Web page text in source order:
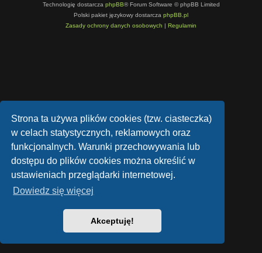
Strona ta używa plików cookies (tzw. ciasteczka)
w celach statystycznych, reklamowych oraz
funkcjonalnych. Warunki przechowywania lub
dostępu do plików cookies można określić w
ustawieniach przeglądarki internetowej.
Dowiedz się więcej
Akceptuję!
Technologię dostarcza phpBB® Forum Software © phpBB Limited
Polski pakiet językowy dostarcza phpBB.pl
Zasady ochrony danych osobowych | Regulamin